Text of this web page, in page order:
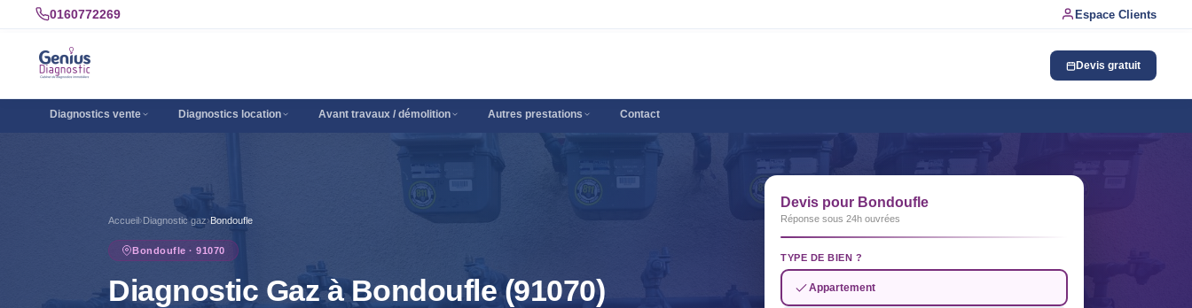
0160772269 Espace Clients
Devis gratuit
Diagnostics vente Diagnostics location Avant travaux / démolition Autres prestations Contact
Accueil›Diagnostic gaz›Bondoufle
Bondoufle · 91070
Diagnostic Gaz à Bondoufle (91070)
Devis pour Bondoufle
Réponse sous 24h ouvrées
TYPE DE BIEN ?
Appartement